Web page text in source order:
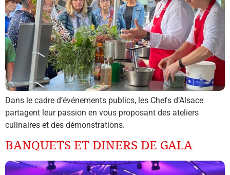
Dans le cadre d’événements publics, les Chefs d’Alsace
partagent leur passion en vous proposant des ateliers
culinaires et des démonstrations.
BANQUETS ET DINERS DE GALA